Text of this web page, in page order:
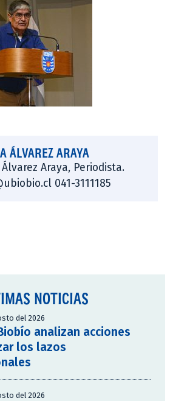
ÁLVAREZ ARAYA
Araya, Periodista.
041-3111185
NOTICIAS
del 2026
Biobío analizan acciones
los lazos
del 2026